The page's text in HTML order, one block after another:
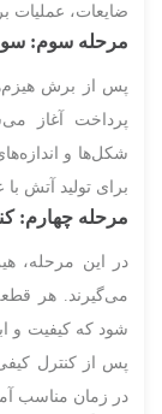
ضایعات، عملیات
مرحله سوم:
پس از برش
پرداخت آغاز
شکل‌ها و
برای تولید آتش با
مرحله چهارم:
در این مرحله،
می‌گیرند. هر
شود که کیفیت و
پس از کنترل
در زمان مناسب